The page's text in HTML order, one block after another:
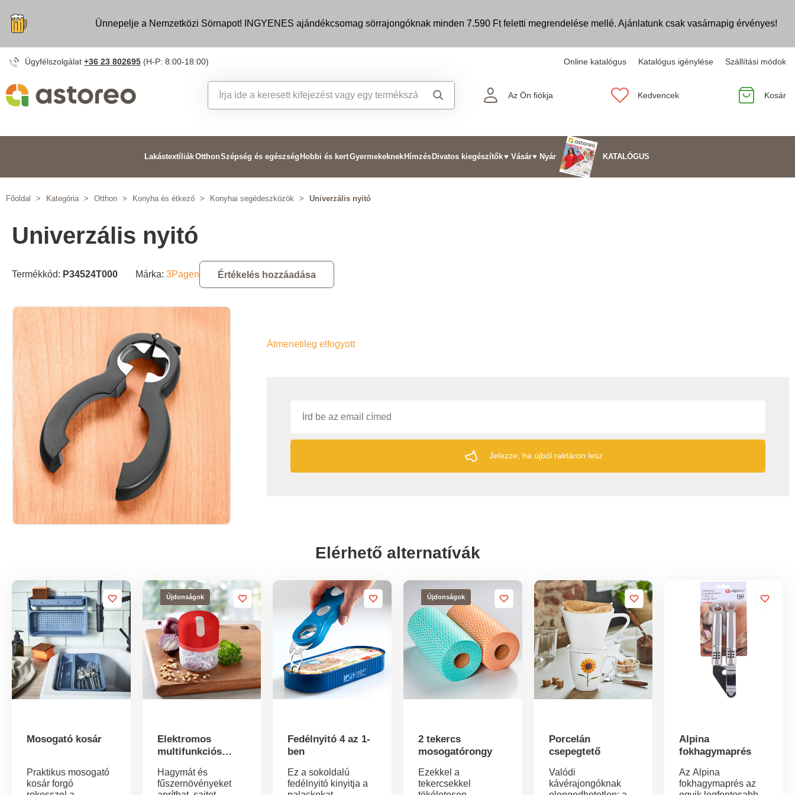
Ünnepelje a Nemzetközi Sörnapot! INGYENES ajándékcsomag sörrajongóknak minden 7.590 Ft feletti megrendelése mellé. Ajánlatunk csak vasárnapig érvényes!
Ügyfélszolgálat +36 23 802695 (H-P: 8:00-18:00) Online katalógus Katalógus igénylése Szállítási módok
Az Ön fiókja Kedvencek Kosár
LakástextíliákOtthonSzépség és egészség Hobbi és kertGyermekeknek Hímzés Divatos kiegészítők♥ Vásár♥ Nyár KATALÓGUS
Főoldal > Kategória > Otthon > Konyha és étkező > Konyhai segédeszközök > Univerzális nyitó
Univerzális nyitó
Termékkód: P34524T000 Márka: 3Pagen Értékelés hozzáadása
Átmenetileg elfogyott
Jelezze, ha újból raktáron lesz
Elérhető alternatívák
Mosogató kosár
Praktikus mosogató
kosár forgó
Újdonságok
Elektromos
multifunkciós
Hagymát és
fűszernövényeket
Fedélnyitó 4 az 1-
ben
Ez a sokoldalú
fedélnyitó kinyitja a
Újdonságok
2 tekercs
mosogatórongy
Ezekkel a
tekercsekkel
Porcelán
csepegtető
Valódi
kávérajongóknak
Alpina
fokhagymaprés
Az Alpina
fokhagymaprés az